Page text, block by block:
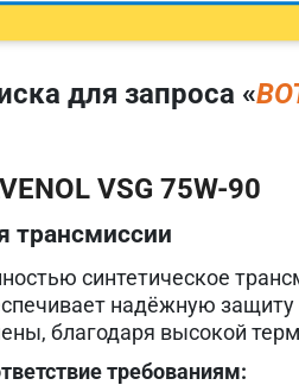
для запроса «
VSG 75W-90
трансмиссии
синтетическое
надёжную защиту
благодаря высокой
требованиям: